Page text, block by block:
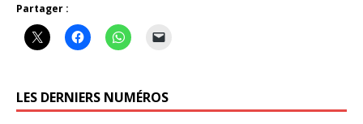
Partager :
LES DERNIERS NUMÉROS